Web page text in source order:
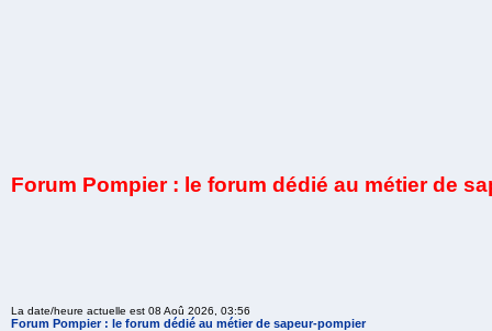
Forum Pompier : le forum dédié au métier de
La date/heure actuelle est 08 Aoû 2026, 03:56
Forum Pompier : le forum dédié au métier de sapeur-pompier